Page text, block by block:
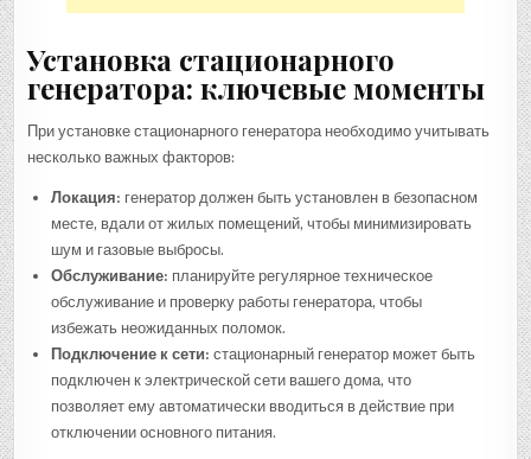
Установка стационарного
генератора: ключевые моменты
При установке стационарного генератора необходимо учитывать
несколько важных факторов:
Локация: генератор должен быть установлен в безопасном
месте, вдали от жилых помещений, чтобы минимизировать
шум и газовые выбросы.
Обслуживание: планируйте регулярное техническое
обслуживание и проверку работы генератора, чтобы
избежать неожиданных поломок.
Подключение к сети: стационарный генератор может быть
подключен к электрической сети вашего дома, что
позволяет ему автоматически вводиться в действие при
отключении основного питания.